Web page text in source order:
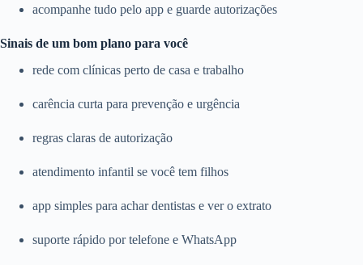
acompanhe tudo pelo app e guarde autorizações
Sinais de um bom plano para você
rede com clínicas perto de casa e trabalho
carência curta para prevenção e urgência
regras claras de autorização
atendimento infantil se você tem filhos
app simples para achar dentistas e ver o extrato
suporte rápido por telefone e WhatsApp